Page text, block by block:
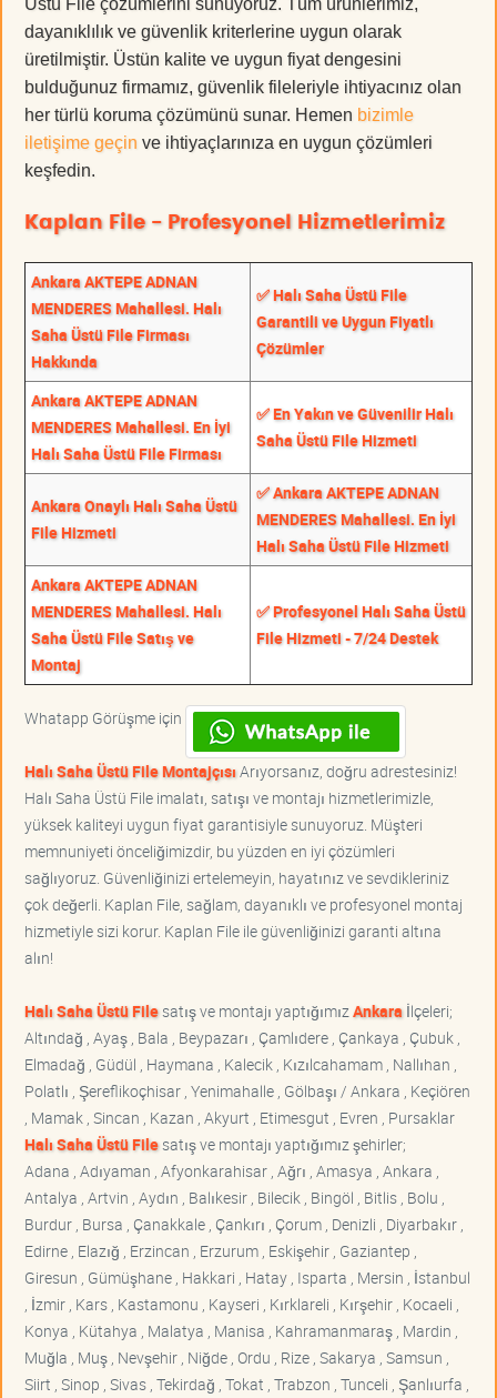
dayanıklılık ve güvenlik kriterlerine uygun olarak
üretilmiştir. Üstün kalite ve uygun fiyat dengesini
bulduğunuz firmamız, güvenlik fileleriyle ihtiyacınız olan
her türlü koruma çözümünü sunar. Hemen bizimle
iletişime geçin ve ihtiyaçlarınıza en uygun çözümleri
keşfedin.
Kaplan File - Profesyonel Hizmetlerimiz
Ankara AKTEPE ADNAN
MENDERES Mahallesi. Halı
Saha Üstü File Firması
Hakkında
✅ Halı Saha Üstü File
Garantili ve Uygun Fiyatlı
Çözümler
Ankara AKTEPE ADNAN
MENDERES Mahallesi. En İyi
Halı Saha Üstü File Firması
✅ En Yakın ve Güvenilir Halı
Saha Üstü File Hizmeti
Ankara Onaylı Halı Saha Üstü
File Hizmeti
✅ Ankara AKTEPE ADNAN
MENDERES Mahallesi. En İyi
Halı Saha Üstü File Hizmeti
Ankara AKTEPE ADNAN
MENDERES Mahallesi. Halı
Saha Üstü File Satış ve
Montaj
✅ Profesyonel Halı Saha Üstü
File Hizmeti - 7/24 Destek
Whatapp Görüşme için
Halı Saha Üstü File MontajçısıArıyorsanız, doğru adrestesiniz!
Halı Saha Üstü File imalatı, satışı ve montajı hizmetlerimizle,
yüksek kaliteyi uygun fiyat garantisiyle sunuyoruz. Müşteri
memnuniyeti önceliğimizdir, bu yüzden en iyi çözümleri
sağlıyoruz. Güvenliğinizi ertelemeyin, hayatınız ve sevdikleriniz
çok değerli. Kaplan File, sağlam, dayanıklı ve profesyonel montaj
hizmetiyle sizi korur. Kaplan File ile güvenliğinizi garanti altına
alın!
Halı Saha Üstü Filesatış ve montajı yaptığımızAnkara İlçeleri;
Altındağ , Ayaş , Bala , Beypazarı , Çamlıdere , Çankaya , Çubuk ,
Elmadağ , Güdül , Haymana , Kalecik , Kızılcahamam , Nallıhan ,
Polatlı , Şereflikoçhisar , Yenimahalle , Gölbaşı / Ankara , Keçiören
, Mamak , Sincan , Kazan , Akyurt , Etimesgut , Evren , Pursaklar
Halı Saha Üstü Filesatış ve montajı yaptığımız şehirler;
Adana , Adıyaman , Afyonkarahisar , Ağrı , Amasya , Ankara ,
Antalya , Artvin , Aydın , Balıkesir , Bilecik , Bingöl , Bitlis , Bolu ,
Burdur , Bursa , Çanakkale , Çankırı , Çorum , Denizli , Diyarbakır ,
Edirne , Elazığ , Erzincan , Erzurum , Eskişehir , Gaziantep ,
Giresun , Gümüşhane , Hakkari , Hatay , Isparta , Mersin , İstanbul
, İzmir , Kars , Kastamonu , Kayseri , Kırklareli , Kırşehir , Kocaeli ,
Konya , Kütahya , Malatya , Manisa , Kahramanmaraş , Mardin ,
Muğla , Muş , Nevşehir , Niğde , Ordu , Rize , Sakarya , Samsun ,
Siirt , Sinop , Sivas , Tekirdağ , Tokat , Trabzon , Tunceli , Şanlıurfa ,